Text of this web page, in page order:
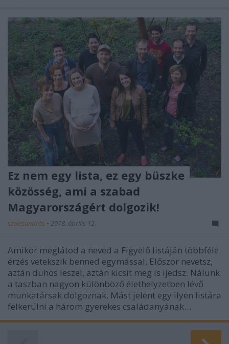
Ez nem egy lista, ez egy büszke
közösség, ami a szabad
Magyarországért dolgozik!
szelesandrás • 2018. április 12.
Amikor meglátod a neved a Figyelő listáján többféle
érzés vetekszik benned egymással. Először nevetsz,
aztán dühös leszel, aztán kicsit meg is ijedsz. Nálunk
a taszban nagyon különböző élethelyzetben lévő
munkatársak dolgoznak. Mást jelent egy ilyen listára
felkerülni a három gyerekes családanyának…